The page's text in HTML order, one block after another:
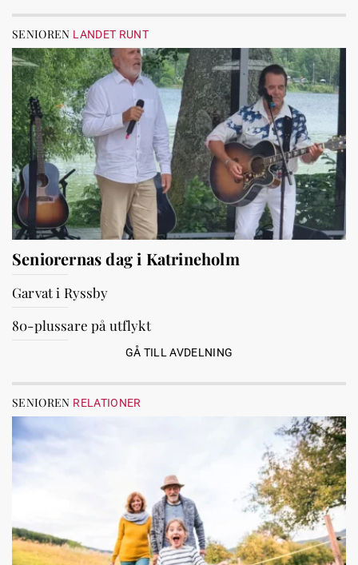
SENIOREN LANDET RUNT
Seniorernas dag i Katrineholm
Garvat i Ryssby
80-plussare på utflykt
GÅ TILL AVDELNING
SENIOREN RELATIONER